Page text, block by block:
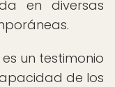
en diversas
un testimonio
de los